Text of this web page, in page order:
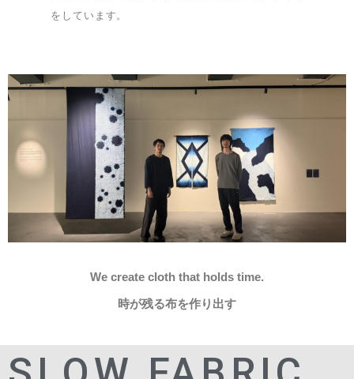
をしています。
We create cloth that holds time.
時が残る布を作り出す